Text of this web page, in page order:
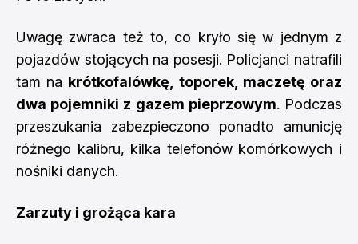
Uwagę zwraca też to, co kryło się w jednym z
pojazdów stojących na posesji. Policjanci natrafili
tam na krótkofalówkę, toporek, maczetę oraz
dwa pojemniki z gazem pieprzowym. Podczas
przeszukania zabezpieczono ponadto amunicję
różnego kalibru, kilka telefonów komórkowych i
nośniki danych.
Zarzuty i grożąca kara